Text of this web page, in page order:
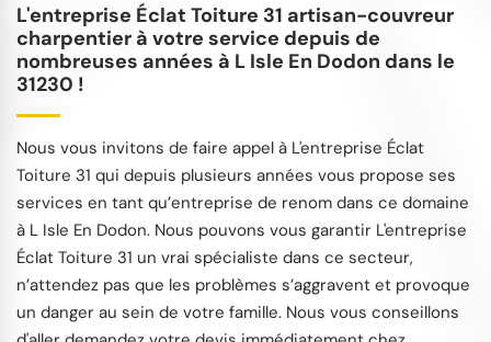
L'entreprise Éclat Toiture 31 artisan-couvreur
charpentier à votre service depuis de
nombreuses années à L Isle En Dodon dans le
31230 !
Nous vous invitons de faire appel à L'entreprise Éclat
Toiture 31 qui depuis plusieurs années vous propose ses
services en tant qu’entreprise de renom dans ce domaine
à L Isle En Dodon. Nous pouvons vous garantir L'entreprise
Éclat Toiture 31 un vrai spécialiste dans ce secteur,
n’attendez pas que les problèmes s’aggravent et provoque
un danger au sein de votre famille. Nous vous conseillons